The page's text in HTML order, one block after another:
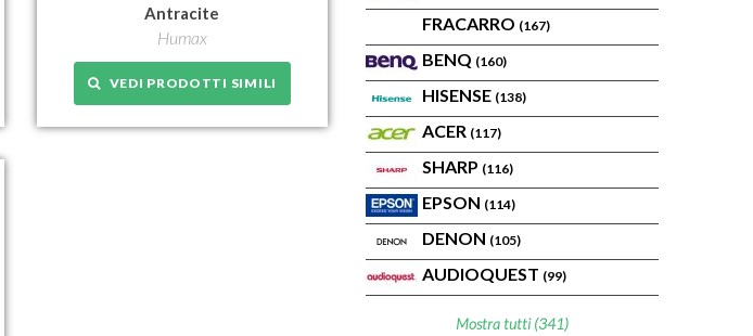
FRACARRO (167)
BENQ (160)
HISENSE (138)
ACER (117)
SHARP (116)
EPSON (114)
DENON (105)
AUDIOQUEST (99)
Mostra tutti (341)
Antracite
Humax
VEDI PRODOTTI SIMILI